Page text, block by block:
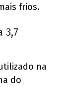
frios.
3,7
na
do